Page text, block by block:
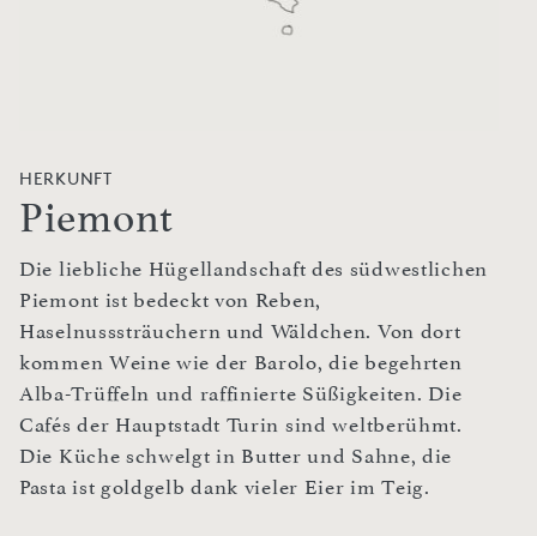
HERKUNFT
Piemont
Die liebliche Hügellandschaft des südwestlichen
Piemont ist bedeckt von Reben,
Haselnusssträuchern und Wäldchen. Von dort
kommen Weine wie der Barolo, die begehrten
Alba-Trüffeln und raffinierte Süßigkeiten. Die
Cafés der Hauptstadt Turin sind weltberühmt.
Die Küche schwelgt in Butter und Sahne, die
Pasta ist goldgelb dank vieler Eier im Teig.